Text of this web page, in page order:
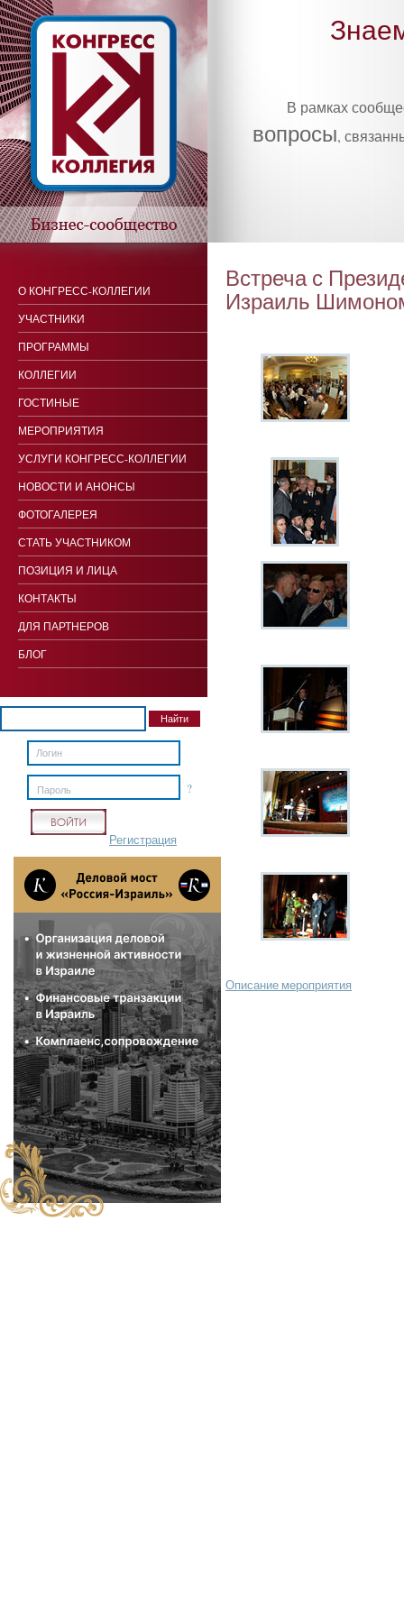
В рамках
вопросы,
Встреча с
Израиль
Описание мероприятия
О КОНГРЕСС-КОЛЛЕГИИ
УЧАСТНИКИ
ПРОГРАММЫ
КОЛЛЕГИИ
ГОСТИНЫЕ
МЕРОПРИЯТИЯ
УСЛУГИ КОНГРЕСС-КОЛЛЕГИИ
НОВОСТИ И АНОНСЫ
ФОТОГАЛЕРЕЯ
СТАТЬ УЧАСТНИКОМ
ПОЗИЦИЯ И ЛИЦА
КОНТАКТЫ
ДЛЯ ПАРТНЕРОВ
БЛОГ
?
Пароль
Регистрация